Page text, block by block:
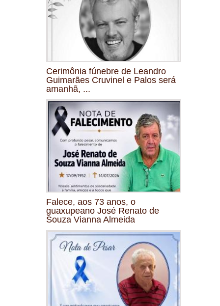
Cerimônia fúnebre de Leandro
Guimarães Cruvinel e Palos será
amanhã, ...
Falece, aos 73 anos, o
guaxupeano José Renato de
Souza Vianna Almeida